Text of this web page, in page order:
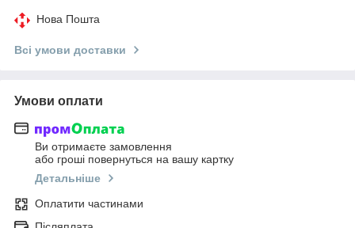
Нова Пошта
Всі умови доставки
Умови оплати
Ви отримаєте замовлення
або гроші повернуться на вашу картку
Детальніше
Оплатити частинами